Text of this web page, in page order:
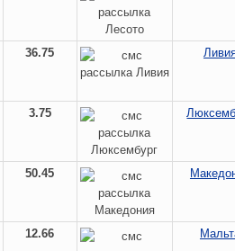
36.75
3.75
50.45
12.66